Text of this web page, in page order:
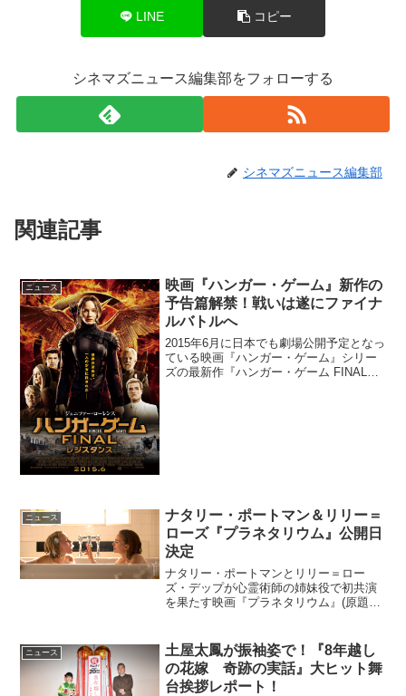
LINE コピー
シネマズニュース編集部をフォローする
シネマズニュース編集部
関連記事
ニュース
映画『ハンガー・ゲーム』新作の
予告篇解禁！戦いは遂にファイナ
ルバトルへ
2015年6月に日本でも劇場公開予定となっ
ている映画『ハンガー・ゲーム』シリー
ズの最新作『ハンガー・ゲーム FINAL：
ニュース
ナタリー・ポートマン＆リリー＝
ローズ『プラネタリウム』公開日
決定
ナタリー・ポートマンとリリー＝ロー
ズ・デップが心霊術師の姉妹役で初共演
を果たす映画『プラネタリウム』(原題：
する2人の運命は…1930年代、パリが最も
華やかだ...
ニュース
土屋太鳳が振袖姿で！『8年越し
の花嫁 奇跡の実話』大ヒット舞
台挨拶レポート！